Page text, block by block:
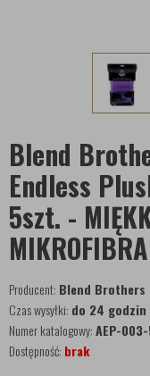
Blend
Endless
5szt. -
Producent: Blend Brothers
Czas wysyłki: do 24 godzin
Numer katalogowy:AEP-
Dostępność: brak